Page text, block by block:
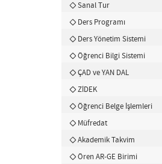
Sanal Tur
Ders Programı
Ders Yönetim Sistemi
Öğrenci Bilgi Sistemi
ÇAD ve YAN DAL
ZİDEK
Öğrenci Belge İşlemleri
Müfredat
Akademik Takvim
Ören AR-GE Birimi